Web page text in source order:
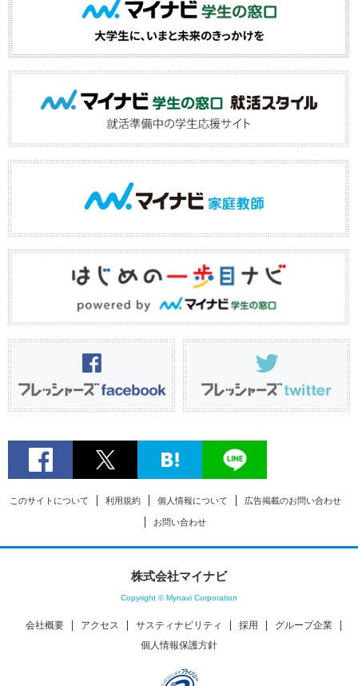
このサイトについて 利用規約 個人情報について 広告掲載のお問い合わせ
お問い合わせ
株式会社マイナビ
Copyright © Mynavi Corporation
会社概要 アクセス サスティナビリティ 採用
グループ企業
個人情報保護方針